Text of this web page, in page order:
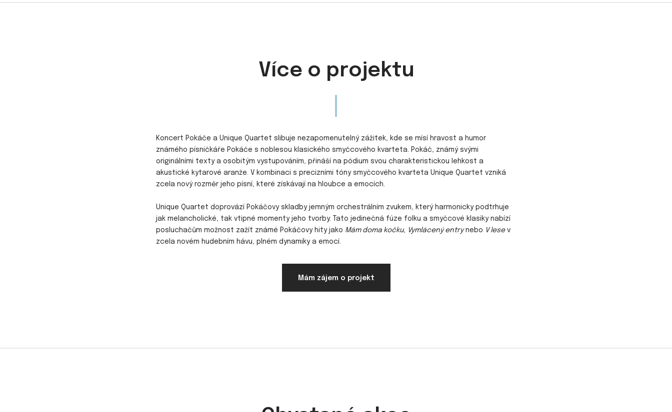
Více o projektu
Koncert Pokáče a Unique Quartet slibuje nezapomenutelný zážitek, kde se mísí hravost a humor
známého písničkáře Pokáče s noblesou klasického smyčcového kvarteta. Pokáč, známý svými
originálními texty a osobitým vystupováním, přináší na pódium svou charakteristickou lehkost a
akustické kytarové aranže. V kombinaci s precizními tóny smyčcového kvarteta Unique Quartet vzniká
zcela nový rozměr jeho písní, které získávají na hloubce a emocích.
Unique Quartet doprovází Pokáčovy skladby jemným orchestrálním zvukem, který harmonicky podtrhuje
jak melancholické, tak vtipné momenty jeho tvorby. Tato jedinečná fúze folku a smyčcové klasiky nabízí
posluchačům možnost zažít známé Pokáčovy hity jako Mám doma kočku, Vymlácený entrynebo V lesev
zcela novém hudebním hávu, plném dynamiky a emocí.
Mám zájem o projekt